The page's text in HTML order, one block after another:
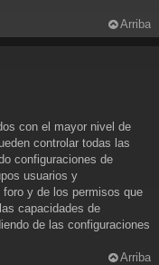
Arriba
con el mayor nivel de
controlar todas las
configuraciones de
usuarios y
foro y de los permisos que
capacidades de
de las configuraciones
Arriba